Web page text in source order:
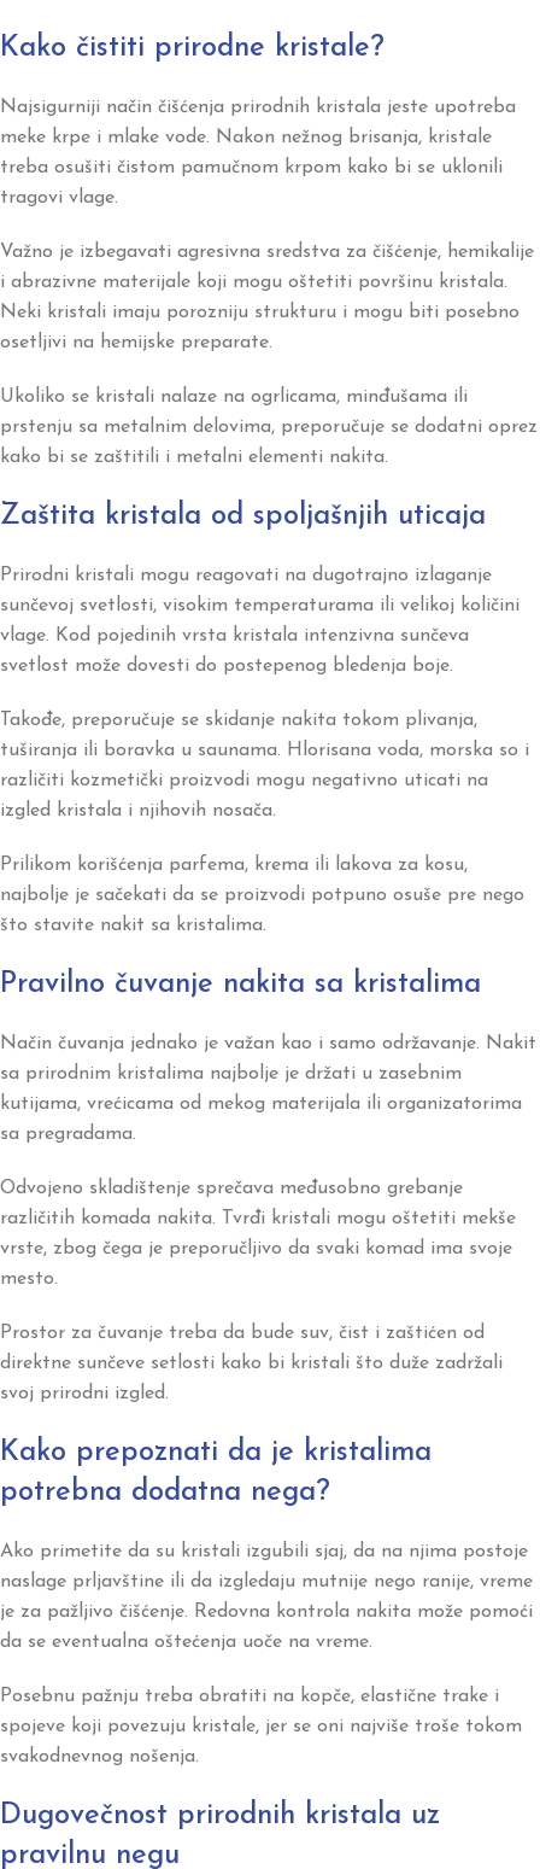
Kako čistiti prirodne kristale?
Najsigurniji način čišćenja prirodnih kristala jeste upotreba
meke krpe i mlake vode. Nakon nežnog brisanja, kristale
treba osušiti čistom pamučnom krpom kako bi se uklonili
tragovi vlage.
Važno je izbegavati agresivna sredstva za čišćenje, hemikalije
i abrazivne materijale koji mogu oštetiti površinu kristala.
Neki kristali imaju porozniju strukturu i mogu biti posebno
osetljivi na hemijske preparate.
Ukoliko se kristali nalaze na ogrlicama, minđušama ili
prstenju sa metalnim delovima, preporučuje se dodatni oprez
kako bi se zaštitili i metalni elementi nakita.
Zaštita kristala od spoljašnjih uticaja
Prirodni kristali mogu reagovati na dugotrajno izlaganje
sunčevoj svetlosti, visokim temperaturama ili velikoj količini
vlage. Kod pojedinih vrsta kristala intenzivna sunčeva
svetlost može dovesti do postepenog bledenja boje.
Takođe, preporučuje se skidanje nakita tokom plivanja,
tuširanja ili boravka u saunama. Hlorisana voda, morska so i
različiti kozmetički proizvodi mogu negativno uticati na
izgled kristala i njihovih nosača.
Prilikom korišćenja parfema, krema ili lakova za kosu,
najbolje je sačekati da se proizvodi potpuno osuše pre nego
što stavite nakit sa kristalima.
Pravilno čuvanje nakita sa kristalima
Način čuvanja jednako je važan kao i samo održavanje. Nakit
sa prirodnim kristalima najbolje je držati u zasebnim
kutijama, vrećicama od mekog materijala ili organizatorima
sa pregradama.
Odvojeno skladištenje sprečava međusobno grebanje
različitih komada nakita. Tvrđi kristali mogu oštetiti mekše
vrste, zbog čega je preporučljivo da svaki komad ima svoje
mesto.
Prostor za čuvanje treba da bude suv, čist i zaštićen od
direktne sunčeve setlosti kako bi kristali što duže zadržali
svoj prirodni izgled.
Kako prepoznati da je kristalima
potrebna dodatna nega?
Ako primetite da su kristali izgubili sjaj, da na njima postoje
naslage prljavštine ili da izgledaju mutnije nego ranije, vreme
je za pažljivo čišćenje. Redovna kontrola nakita može pomoći
da se eventualna oštećenja uoče na vreme.
Posebnu pažnju treba obratiti na kopče, elastične trake i
spojeve koji povezuju kristale, jer se oni najviše troše tokom
svakodnevnog nošenja.
Dugovečnost prirodnih kristala uz
pravilnu negu